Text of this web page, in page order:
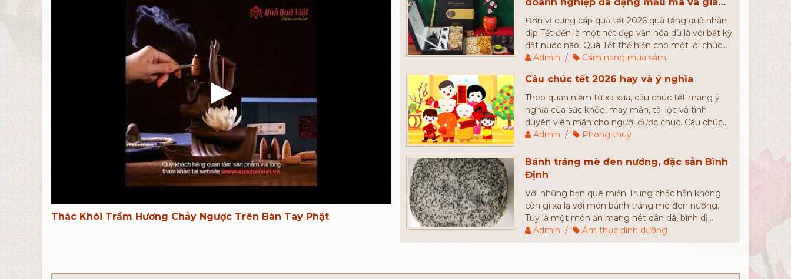
Thác Khói Trầm Hương Chảy Ngược Trên Bàn Tay Phật
thành
Đơn vị cung cấp quà tết 2026 quà tặng quà nhân
dịp Tết đến là một nét đẹp văn hóa dù là với bất kỳ
đất nước nào, Quà Tết thế hiện cho một lời chúc
sức khỏe, bình an ngày đầu năm. Đó chính là lý do
mong muốn tìm kiếm những món quà tết cao
cấp, có giá cả phù hợp để tặng người thân, bạn bè,
đối tác,...
Admin / Cẩm nang mua sắm
Câu chúc tết 2026 hay và ý nghĩa
Theo quan niệm từ xa xưa, câu chúc tết mang ý
nghĩa của sức khỏe, may mắn, tài lộc và tình
duyên viên mãn cho người được chúc. Câu chúc
càng đầy đủ và càng mang nhiều ý nghĩa sẽ đem
Admin / Phong thuỷ
Bánh tráng mè đen nướng, đặc sản Bình
Định
Với những bạn quê miền Trung chắc hẳn không
còn gì xa lạ với món bánh tráng mè đen nướng.
Tuy là một món ăn mang nét dân dã, bình dị
nhưng bánh tráng mè đen được rất nhiều người
yêu thích. Hầu hết những du khách khi đến với
Admin / Ẩm thực dinh dưỡng